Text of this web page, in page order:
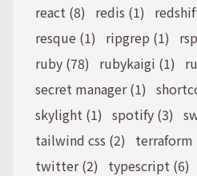
react (8)
redis (1)
resque (1)
ripgrep (1)
ruby (78)
rubykaigi (1)
secret manager (1)
skylight (1) spotify (3)
tailwind css (2)
terraform
twitter (2)
typescript (6)